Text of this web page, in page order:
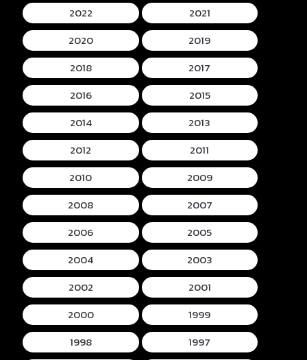
2022
2021
2020
2019
2018
2017
2016
2015
2014
2013
2012
2011
2010
2009
2008
2007
2006
2005
2004
2003
2002
2001
2000
1999
1998
1997